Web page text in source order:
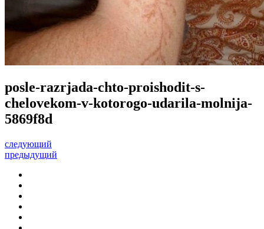
posle-razrjada-chto-proishodit-s-
chelovekom-v-kotorogo-udarila-molnija-
5869f8d
следующий
предыдущий